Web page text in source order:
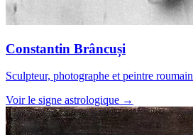
Constantin Brâncuși
Sculpteur, photographe et peintre roumain
Voir le signe astrologique →